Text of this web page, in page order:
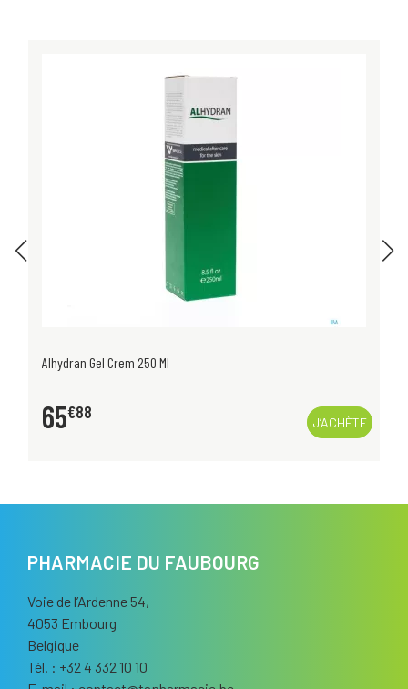
Alhydran Gel Crem 250 Ml
65€88
J’ACHÈTE
PHARMACIE DU FAUBOURG
Voie de l’Ardenne 54,
4053 Embourg
Belgique
Tél. : +32 4 332 10 10